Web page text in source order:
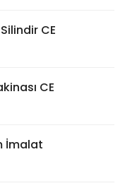
CE
CE
İmalat